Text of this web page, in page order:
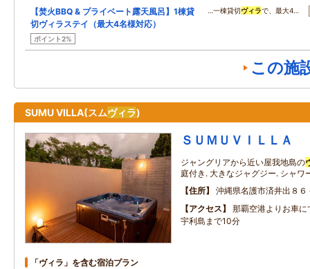
【焚火BBQ & プライベート露天風呂】1棟貸
切ヴィラステイ（最大4名様対応）
ポイント2%
…一棟貸切ヴィラで、最大4…
この施
SUMU VILLA(スムヴィラ)
ＳＵＭＵＶＩＬＬＡ
ジャングリアから近い屋我地島の
庭付き. 大きなジャグジー. シャワ
住所
沖縄県名護市済井出８６
アクセス
那覇空港よりお車
宇利島まで10分
「ヴィラ」を含む宿泊プラン